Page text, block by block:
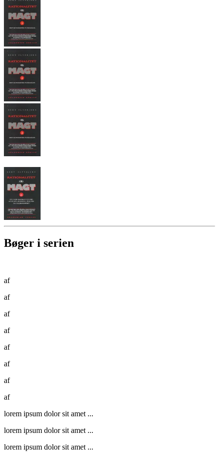
Bøger i serien
af
af
af
af
af
af
af
af
lorem ipsum dolor sit amet ...
lorem ipsum dolor sit amet ...
lorem ipsum dolor sit amet ...